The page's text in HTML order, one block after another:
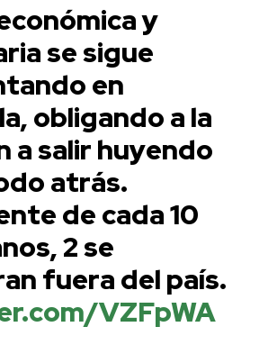
y
se sigue
en
obligando a la
a salir huyendo
atrás.
de cada 10
2 se
fuera del país.
VZFpWA